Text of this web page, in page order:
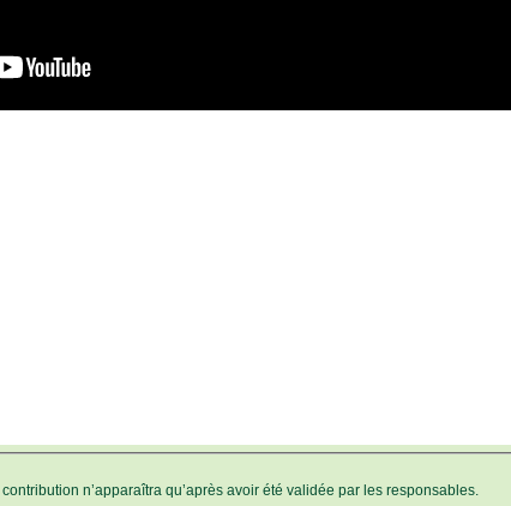
n’apparaîtra qu’après avoir été validée par les responsables.